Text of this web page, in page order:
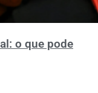
o que pode